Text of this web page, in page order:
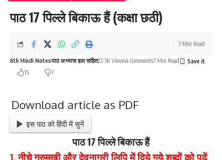
पाठ 17 पिल्ले बिकाऊ हैं (कक्षा छठी)
6th Hindi Notesपाठ अभ्यास हल सहित22.5k Views4 Comments7 Min Read
15
7
7 Min Read
Download article as PDF
इस पाठ को हिंदी में सुनें
पाठ 17 पिल्ले बिकाऊ हैं
1. नीचे गुरुमुखी और देवनागरी लिपि में दिये गये शब्दों को पढ़ें